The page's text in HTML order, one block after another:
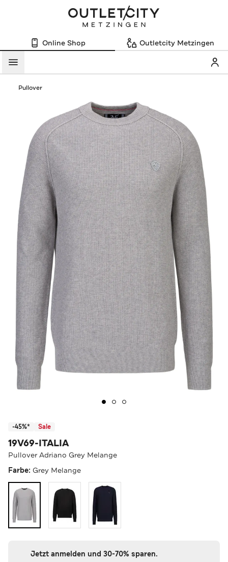
Online Shop Outletcity Metzingen
Menü
Pullover
-45%* Sale
19V69-ITALIA
Pullover Adriano Grey Melange
Farbe: Grey Melange
Jetzt anmelden und 30-70% sparen.